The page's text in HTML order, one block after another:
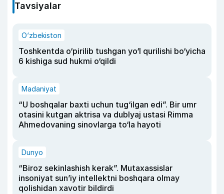
Tavsiyalar
O‘zbekiston
Toshkentda o‘pirilib tushgan yo‘l qurilishi bo‘yicha
6 kishiga sud hukmi o‘qildi
Madaniyat
“U boshqalar baxti uchun tug‘ilgan edi”. Bir umr
otasini kutgan aktrisa va dublyaj ustasi Rimma
Ahmedovaning sinovlarga to‘la hayoti
Dunyo
“Biroz sekinlashish kerak”. Mutaxassislar
insoniyat sun’iy intellektni boshqara olmay
qolishidan xavotir bildirdi